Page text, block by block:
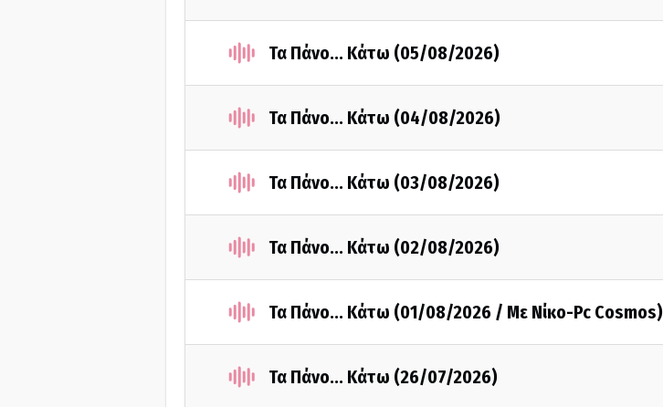
Τα Πάνο... Κάτω (05/08/2026)
Τα Πάνο... Κάτω (04/08/2026)
Τα Πάνο... Κάτω (03/08/2026)
Τα Πάνο... Κάτω (02/08/2026)
Τα Πάνο... Κάτω (01/08/2026 / Με Νίκο-Pc Cosmos)
Τα Πάνο... Κάτω (26/07/2026)